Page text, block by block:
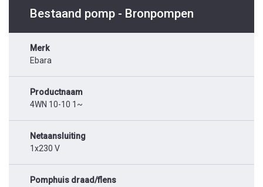
Bestaand pomp - Bronpompen
Merk
Ebara
Productnaam
4WN 10-10 1~
Netaansluiting
1x230 V
Pomphuis draad/flens